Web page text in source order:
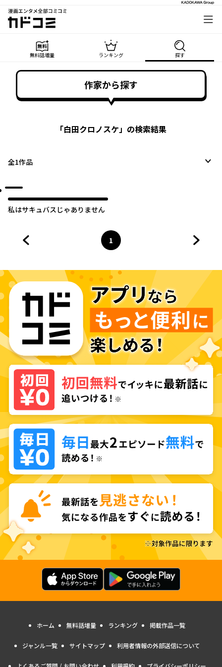
漫画エンタメ全部コミコミ
カドコミ
無料話増量 ランキング 探す
作家から探す
「白田クロノスケ」の検索結果
全1作品
私はサキュバスじゃありません
ページ
1
へ
ホーム 無料話増量 ランキング 掲載作品一覧
ジャンル一覧 サイトマップ 利用者情報の外部送信について